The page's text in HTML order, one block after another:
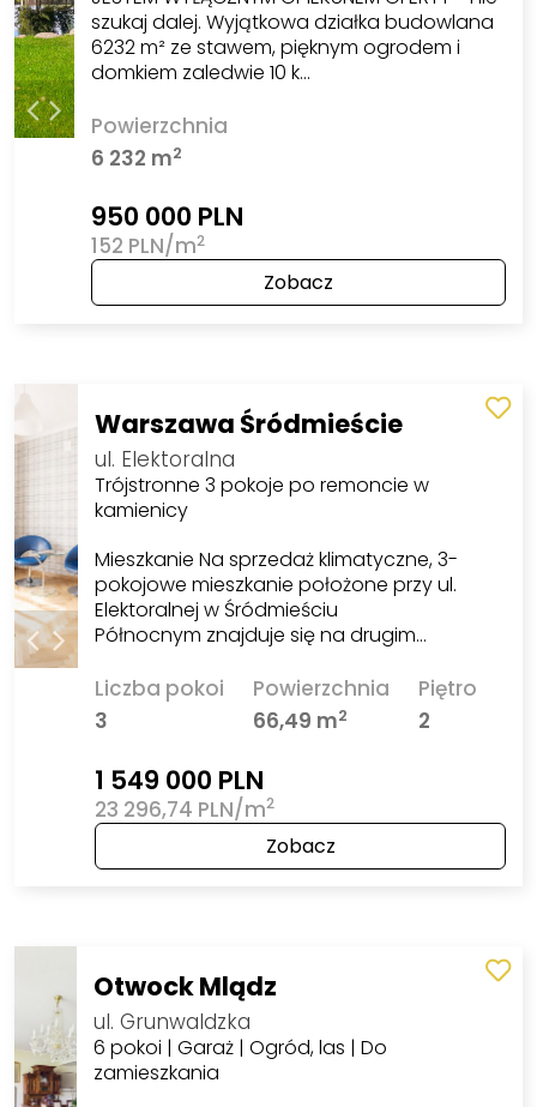
szukaj dalej. Wyjątkowa działka budowlana
6232 m² ze stawem, pięknym ogrodem i
domkiem zaledwie 10 k…
Powierzchnia
6 232 m2
950 000 PLN
152 PLN/m2
Zobacz
Warszawa Śródmieście
ul. Elektoralna
Trójstronne 3 pokoje po remoncie w
kamienicy
Mieszkanie Na sprzedaż klimatyczne, 3-
pokojowe mieszkanie położone przy ul.
Elektoralnej w Śródmieściu
Północnym znajduje się na drugim…
Liczba pokoi
3
Powierzchnia
66,49 m2
Piętro
2
1 549 000 PLN
23 296,74 PLN/m2
Zobacz
Otwock Mlądz
ul. Grunwaldzka
6 pokoi | Garaż | Ogród, las | Do
zamieszkania